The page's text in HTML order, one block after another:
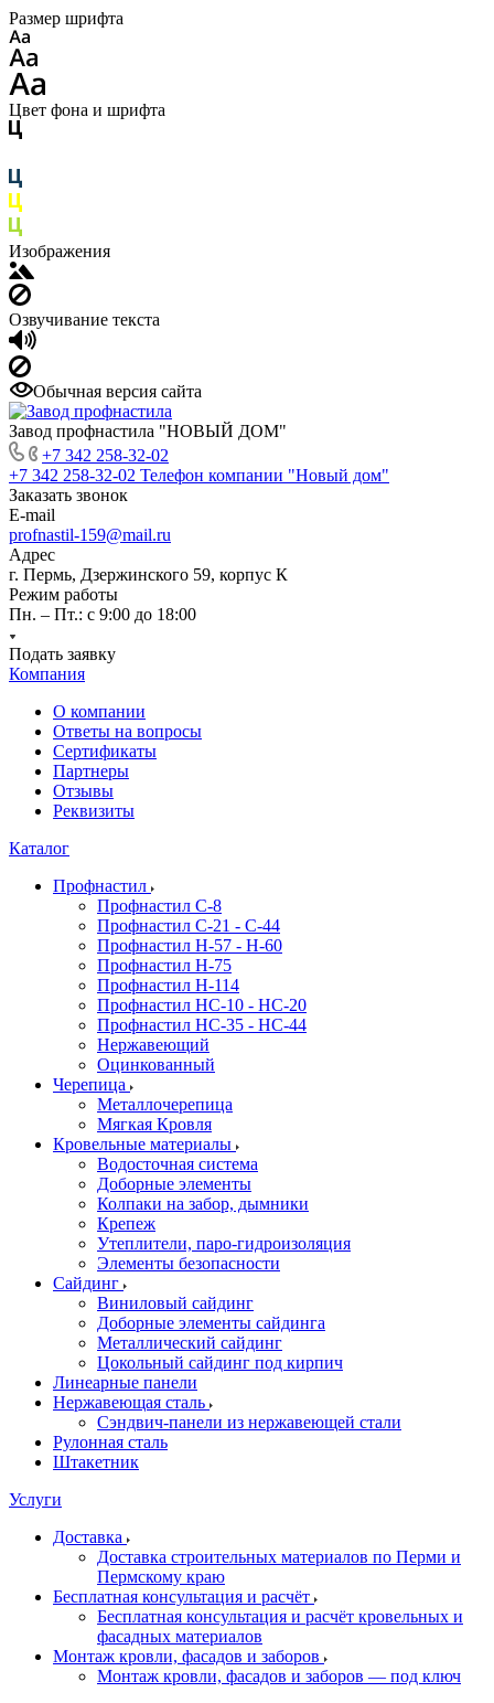
Размер шрифта
Цвет фона и шрифта
Изображения
Озвучивание текста
Обычная версия сайта
Завод профнастила "НОВЫЙ ДОМ"
+7 342 258-32-02
+7 342 258-32-02 Телефон компании "Новый дом"
Заказать звонок
E-mail
profnastil-159@mail.ru
Адрес
г. Пермь, Дзержинского 59, корпус К
Режим работы
Пн. – Пт.: с 9:00 до 18:00
Подать заявку
Компания
О компании
Ответы на вопросы
Сертификаты
Партнеры
Отзывы
Реквизиты
Каталог
Профнастил
Профнастил С-8
Профнастил C-21 - C-44
Профнастил H-57 - H-60
Профнастил Н-75
Профнастил H-114
Профнастил HC-10 - HC-20
Профнастил HC-35 - HC-44
Нержавеющий
Оцинкованный
Черепица
Металлочерепица
Мягкая Кровля
Кровельные материалы
Водосточная система
Доборные элементы
Колпаки на забор, дымники
Крепеж
Утеплители, паро-гидроизоляция
Элементы безопасности
Сайдинг
Виниловый сайдинг
Доборные элементы сайдинга
Металлический сайдинг
Цокольный сайдинг под кирпич
Линеарные панели
Нержавеющая сталь
Сэндвич-панели из нержавеющей стали
Рулонная сталь
Штакетник
Услуги
Доставка
Доставка строительных материалов по Перми и
Пермскому краю
Бесплатная консультация и расчёт
Бесплатная консультация и расчёт кровельных и
фасадных материалов
Монтаж кровли, фасадов и заборов
Монтаж кровли, фасадов и заборов — под ключ